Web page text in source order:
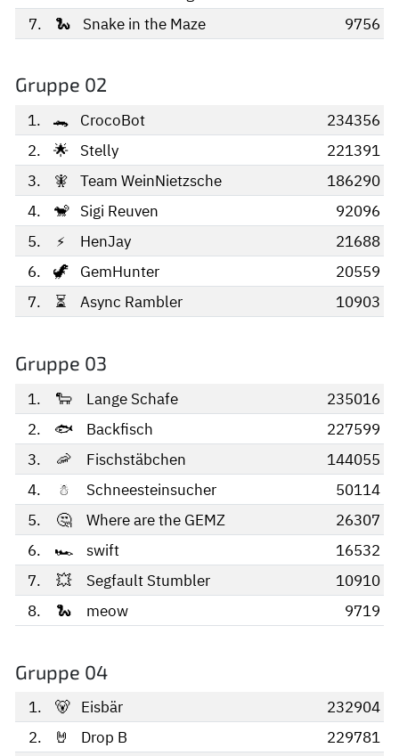
7.
🐍 Snake in the Maze 9756
Gruppe 02
1. 🐊 CrocoBot
234356
2.
🌟︎ Stelly
221391
3.
🧚 Team WeinNietzsche
186290
4.
🐒 Sigi Reuven
92096
5.
⚡ HenJay
21688
6.
🦖 GemHunter
20559
7.
⏳ Async Rambler 10903
Gruppe 03
1. 🐑 Lange Schafe
235016
2.
🐟 Backfisch
227599
3.
🦐 Fischstäbchen
144055
4.
☃️ Schneesteinsucher
50114
5.
🤔 Where are the GEMZ
26307
6.
🏎️ swift
16532
7.
💥 Segfault Stumbler
10910
8.
🐍 meow 9719
Gruppe 04
1. 🐻️ Eisbär
232904
2.
🤘 Drop B
229781